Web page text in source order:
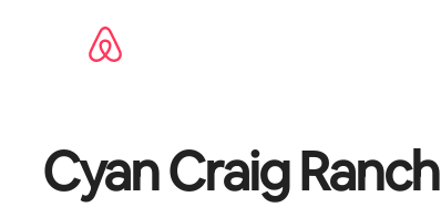
Cyan Craig Ranch